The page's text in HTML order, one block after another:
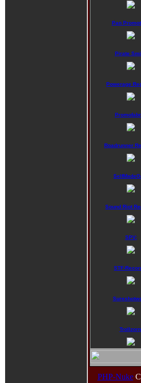
Pan
Pirate
Powerage
Roadrunner
Sound Riot
SPV:
STF-
PHP-Nuke